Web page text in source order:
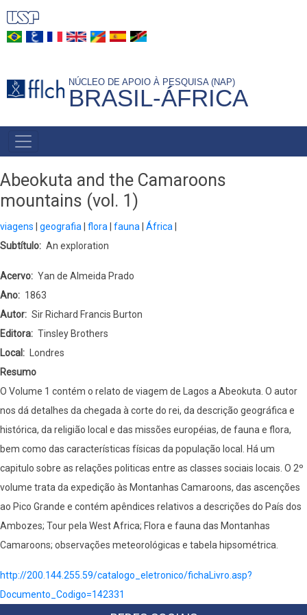
Pular
para
principal
NÚCLEO DE APOIO À PESQUISA (NAP)
BRASIL-ÁFRICA
NAVEGAÇÃO
PRINCIPAL
Abeokuta and the Camaroons
mountains (vol. 1)
viagens geografia flora fauna
África
Subtítulo
An exploration
Acervo
Yan de Almeida Prado
Ano
1863
Autor
Sir Richard Francis Burton
Editora
Tinsley Brothers
Local
Londres
Resumo
O Volume 1 contém o relato de viagem de Lagos a Abeokuta. O autor
nos dá detalhes da chegada à corte do rei, da descrição geográfica e
histórica, da religião local e das missões européias, de fauna e flora,
bem como das características físicas da população local. Há um
capitulo sobre as relações politicas entre as classes sociais locais. O 2º
volume trata da expedição às Montanhas Camaroons, das ascenções
ao Pico Grande e contém apêndices relativos a descrições do País dos
Ambozes; Tour pela West Africa; Flora e fauna das Montanhas
Camaroons; observações meteorológicas e tabela hipsométrica.
http://200.144.255.59/catalogo_eletronico/fichaLivro.asp?
Documento_Codigo=142331